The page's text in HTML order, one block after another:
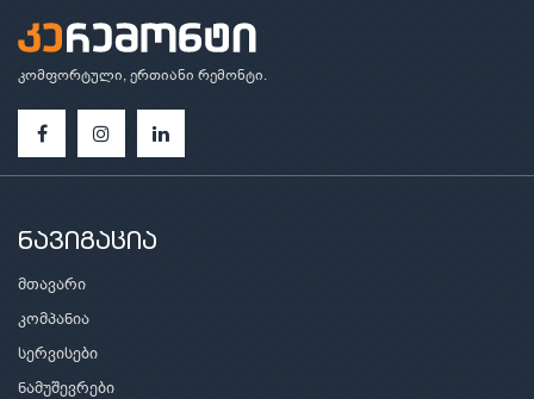
კომფორტული, ერთიანი რემონტი.
ნავიგაცია
მთავარი
კომპანია
სერვისები
ნამუშევრები